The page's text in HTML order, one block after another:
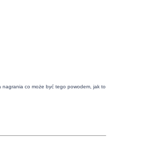
nagrania co może być tego powodem, jak to